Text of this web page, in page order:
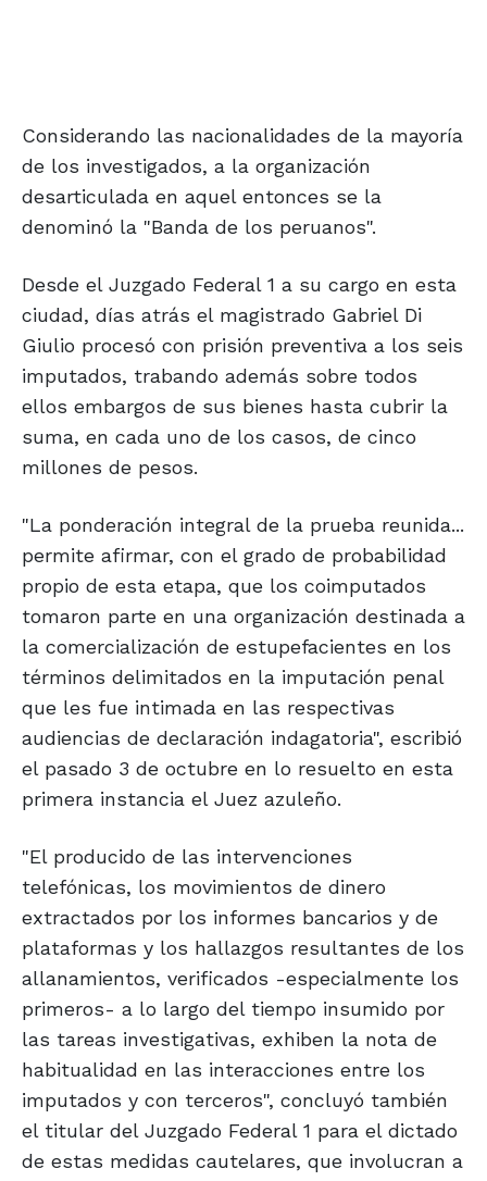
Considerando las nacionalidades de la mayoría
de los investigados, a la organización
desarticulada en aquel entonces se la
denominó la "Banda de los peruanos".
Desde el Juzgado Federal 1 a su cargo en esta
ciudad, días atrás el magistrado Gabriel Di
Giulio procesó con prisión preventiva a los seis
imputados, trabando además sobre todos
ellos embargos de sus bienes hasta cubrir la
suma, en cada uno de los casos, de cinco
millones de pesos.
"La ponderación integral de la prueba reunida...
permite afirmar, con el grado de probabilidad
propio de esta etapa, que los coimputados
tomaron parte en una organización destinada a
la comercialización de estupefacientes en los
términos delimitados en la imputación penal
que les fue intimada en las respectivas
audiencias de declaración indagatoria", escribió
el pasado 3 de octubre en lo resuelto en esta
primera instancia el Juez azuleño.
"El producido de las intervenciones
telefónicas, los movimientos de dinero
extractados por los informes bancarios y de
plataformas y los hallazgos resultantes de los
allanamientos, verificados -especialmente los
primeros- a lo largo del tiempo insumido por
las tareas investigativas, exhiben la nota de
habitualidad en las interacciones entre los
imputados y con terceros", concluyó también
el titular del Juzgado Federal 1 para el dictado
de estas medidas cautelares, que involucran a